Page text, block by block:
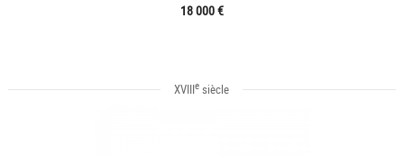
18 000 €
XVIIIe siècle